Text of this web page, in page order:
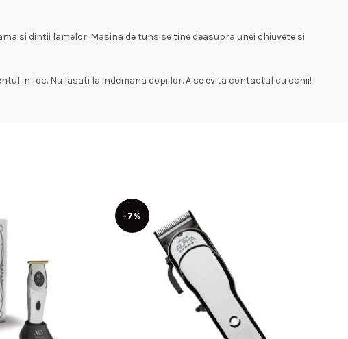
si dintii lamelor. Masina de tuns se tine deasupra unei chiuvete si
in foc. Nu lasati la indemana copiilor. A se evita contactul cu ochii!
-7%